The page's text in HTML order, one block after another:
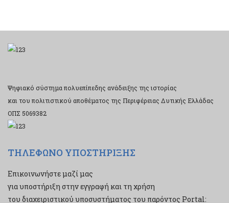
Ψηφιακό σύστημα πολυεπίπεδης ανάδειξης της ιστορίας
και του πολιτιστικού αποθέματος της Περιφέρειας Δυτικής Ελλάδας
ΟΠΣ 5069382
ΤΗΛΕΦΩΝΟ ΥΠΟΣΤΗΡΙΞΗΣ
Επικοινωνήστε μαζί μας
για υποστήριξη στην εγγραφή και τη χρήση
του διαχειριστικού υποσυστήματος του παρόντος Portal: